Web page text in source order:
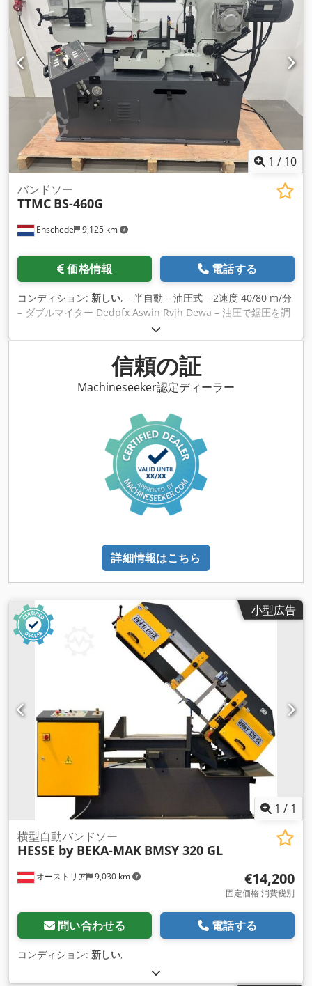
1 / 10
Enschede 9,125 km
バンドソー
TTMC BS-460G
価格情報 電話する
コンディション: 新しい, – 半自動 – 油圧式 – 2速度 40/80 m/分
– ダブルマイター Dedpfx Aswin Rvjh Dewa – 油圧で鋸圧を調
整可能 – 冷却 – 鋸刃 3960 x 27 x 0.9 mm - 緊急停止スイッチ –
ドキュメント – 400V
信頼の証
Machineseeker認定ディーラー
詳細情報はこちら
小型広告
1 / 1
オーストリア 9,030 km
横型自動バンドソー
HESSE by BEKA-MAK BMSY 320 GL
€14,200
固定価格 消費税別
問い合わせる 電話する
コンディション: 新しい,